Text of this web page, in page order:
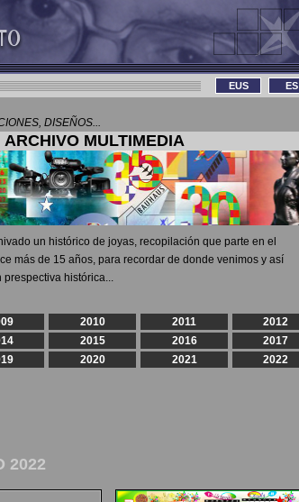
EUS ES
DISEÑOS...
ARCHIVO MULTIMEDIA
un histórico de joyas, recopilación que parte en el
más de 15 años, para recordar de donde venimos y así
histórica...
2010 2011
2012
2015 2016
2017
2020 2021 2022
2022